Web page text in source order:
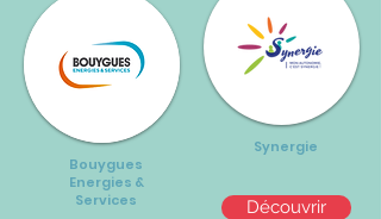
Bouygues
Energies &
Services
Synergie
Découvrir